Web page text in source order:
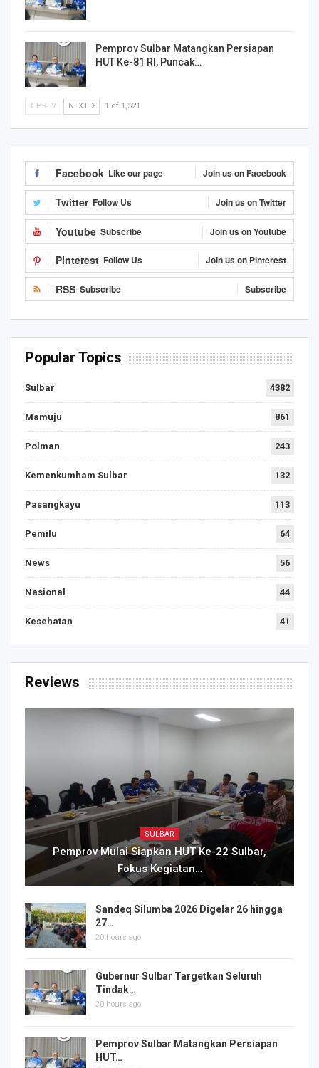
Pemprov Sulbar Matangkan Persiapan
HUT Ke-81 RI, Puncak…
PREV NEXT 1 of 1,521
Facebook Like our page Join us on Facebook
Twitter Follow Us Join us on Twitter
Youtube Subscribe Join us on Youtube
Pinterest Follow Us Join us on Pinterest
RSS Subscribe Subscribe
Popular Topics
Sulbar 4382
Mamuju 861
Polman 243
Kemenkumham Sulbar 132
Pasangkayu 113
Pemilu 64
News 56
Nasional 44
Kesehatan 41
Reviews
SULBAR
Pemprov Mulai Siapkan HUT Ke-22 Sulbar,
Fokus Kegiatan…
Sandeq Silumba 2026 Digelar 26 hingga
27…
20 hours ago
Gubernur Sulbar Targetkan Seluruh
Tindak…
20 hours ago
Pemprov Sulbar Matangkan Persiapan
HUT…